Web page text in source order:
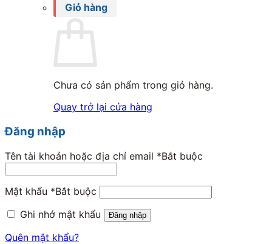
Giỏ hàng
Chưa có sản phẩm trong giỏ hàng.
Quay trở lại cửa hàng
Đăng nhập
Tên tài khoản hoặc địa chỉ email *Bắt buộc
Mật khẩu *Bắt buộc
Ghi nhớ mật khẩu
Đăng nhập
Quên mật khẩu?